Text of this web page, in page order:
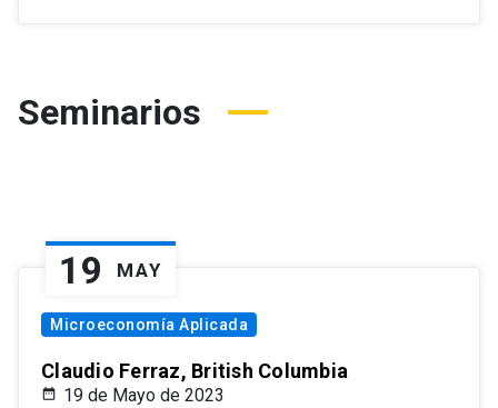
Seminarios
19 MAY
Microeconomía Aplicada
Claudio Ferraz, British Columbia
19 de Mayo de 2023